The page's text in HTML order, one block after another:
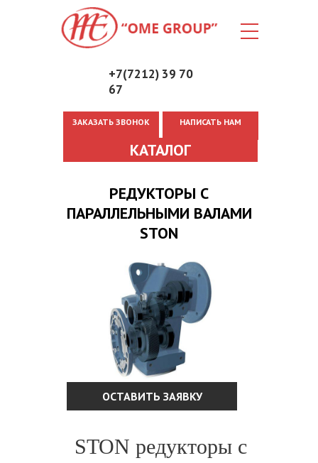
+7(7212) 39 70
67
ЗАКАЗАТЬ ЗВОНОК НАПИСАТЬ НАМ
КАТАЛОГ
РЕДУКТОРЫ С
ПАРАЛЛЕЛЬНЫМИ ВАЛАМИ
STON
ОСТАВИТЬ ЗАЯВКУ
STON редукторы с